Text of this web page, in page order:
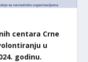
centara Crne
u
godinu.